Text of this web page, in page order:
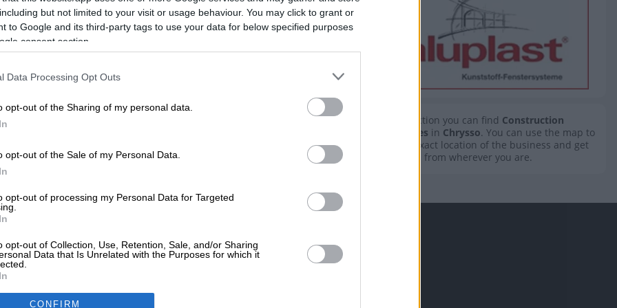
but not limited to your visit or usage behaviour. You may click to grant or
to Google and its third-party tags to use your data for below specified purposes
consent section.
Data Processing Opt Outs
opt-out of the Sharing of my personal data.
opt-out of the Sale of my Personal Data.
opt-out of processing my Personal Data for Targeted
opt-out of Collection, Use, Retention, Sale, and/or Sharing
Data that Is Unrelated with the Purposes for which it
CONFIRM
In this section you can find Construction
Companies in Chrysso. You can use the map to
find the exact location of the business and get
directions from wherever you are.
DentistsCar Garages
Advertise with Us Add a Free Listing